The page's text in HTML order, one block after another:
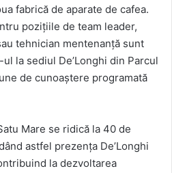
fabrică de aparate de cafea.
pozițiile de team leader,
tehnician mentenanță sunt
la sediul De’Longhi din Parcul
de cunoaștere programată
Mare se ridică la 40 de
astfel prezența De’Longhi
la dezvoltarea